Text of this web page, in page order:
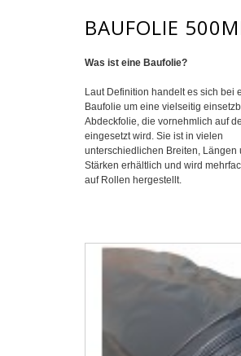
BAUFOLIE
Was ist eine Baufolie?
Laut Definition handelt es sich bei
Baufolie um eine vielseitig
Abdeckfolie, die vornehmlich auf
eingesetzt wird. Sie ist in vielen
unterschiedlichen Breiten, Längen
Stärken erhältlich und wird
auf Rollen hergestellt.